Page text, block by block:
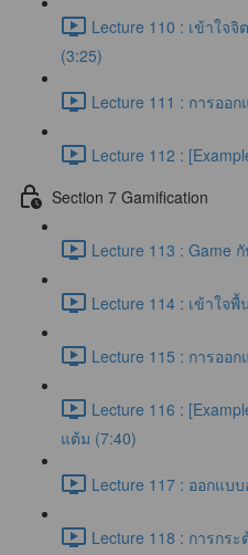
Lecture 110 : เข้าใจ
(3:25)
Lecture 111 : การออ
Lecture 112 :
Section 7 Gamification
Lecture 113 : Game
Lecture 114 : เข้าใจ
Lecture 115 : การออ
Lecture 116 :
แต้ม (7:40)
Lecture 117 : ออกแบ
Lecture 118 : การกร